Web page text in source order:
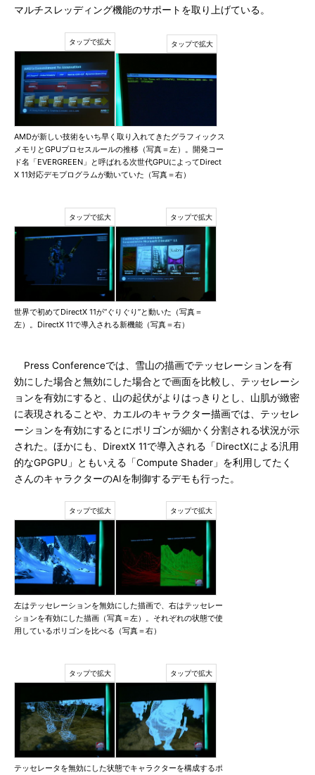
マルチスレッディング機能のサポートを取り上げている。
AMDが新しい技術をいち早く取り入れてきたグラフィックス
メモリとGPUプロセスルールの推移（写真＝左）。開発コー
ド名「EVERGREEN」と呼ばれる次世代GPUによってDirect
X 11対応デモプログラムが動いていた（写真＝右）
世界で初めてDirectX 11が“ぐりぐり”と動いた（写真＝
左）。DirectX 11で導入される新機能（写真＝右）
Press Conferenceでは、雪山の描画でテッセレーションを有
効にした場合と無効にした場合とで画面を比較し、テッセレーシ
ョンを有効にすると、山の起伏がよりはっきりとし、山肌が緻密
に表現されることや、カエルのキャラクター描画では、テッセレ
ーションを有効にするとにポリゴンが細かく分割される状況が示
された。ほかにも、DirextX 11で導入される「DirectXによる汎用
的なGPGPU」ともいえる「Compute Shader」を利用してたく
さんのキャラクターのAIを制御するデモも行った。
左はテッセレーションを無効にした描画で、右はテッセレー
ションを有効にした描画（写真＝左）。それぞれの状態で使
用しているポリゴンを比べる（写真＝右）
テッセレータを無効にした状態でキャラクターを構成するポ